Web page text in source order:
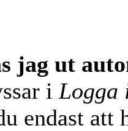
jag ut
i Logga
endast